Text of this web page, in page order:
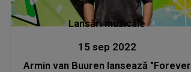
Lansări muzicale
15 sep 2022
Armin van Buuren lansează "Forever